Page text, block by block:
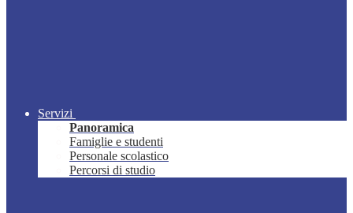
Servizi
Panoramica
Famiglie e studenti
Personale scolastico
Percorsi di studio